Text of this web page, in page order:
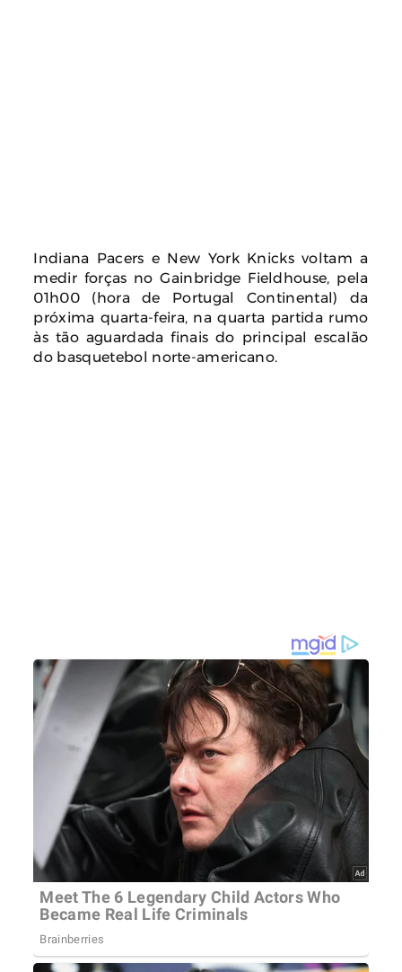
Indiana Pacers e New York Knicks voltam a
medir forças no Gainbridge Fieldhouse, pela
01h00 (hora de Portugal Continental) da
próxima quarta-feira, na quarta partida rumo
às tão aguardada finais do principal escalão
do basquetebol norte-americano.